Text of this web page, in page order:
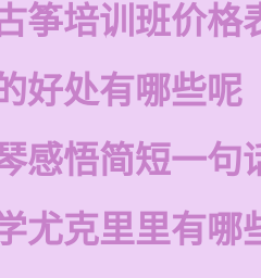
筝培训班价格
好处有哪些呢
感悟简短一句
尤克里里有哪